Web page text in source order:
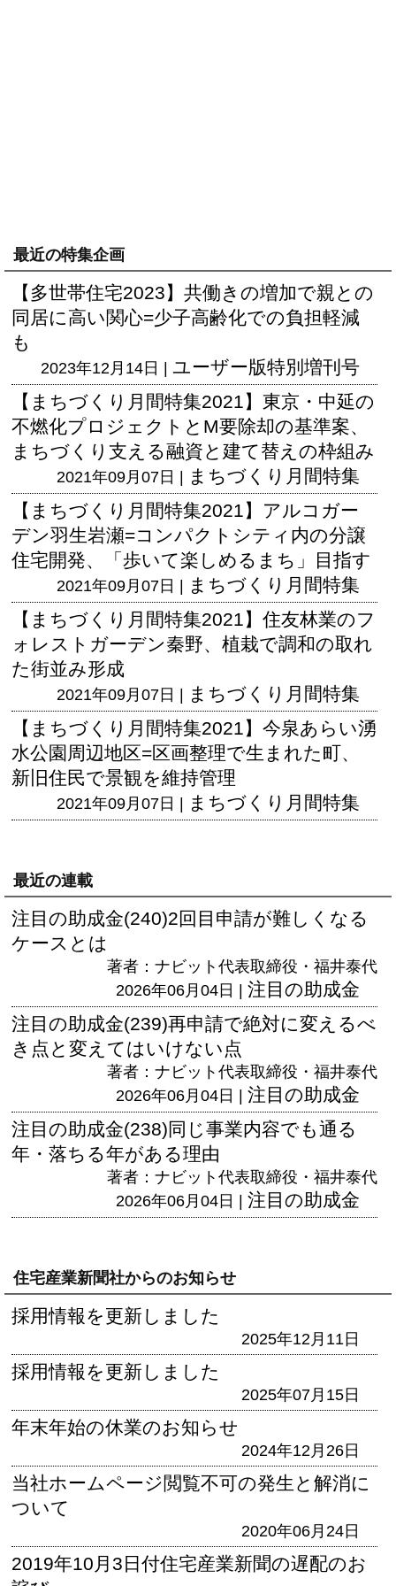
最近の特集企画
【多世帯住宅2023】共働きの増加で親との
同居に高い関心=少子高齢化での負担軽減
も
2023年12月14日 | ユーザー版特別増刊号
【まちづくり月間特集2021】東京・中延の
不燃化プロジェクトとM要除却の基準案、
まちづくり支える融資と建て替えの枠組み
2021年09月07日 | まちづくり月間特集
【まちづくり月間特集2021】アルコガー
デン羽生岩瀬=コンパクトシティ内の分譲
住宅開発、「歩いて楽しめるまち」目指す
2021年09月07日 | まちづくり月間特集
【まちづくり月間特集2021】住友林業のフ
ォレストガーデン秦野、植栽で調和の取れ
た街並み形成
2021年09月07日 | まちづくり月間特集
【まちづくり月間特集2021】今泉あらい湧
水公園周辺地区=区画整理で生まれた町、
新旧住民で景観を維持管理
2021年09月07日 | まちづくり月間特集
最近の連載
注目の助成金(240)2回目申請が難しくなる
ケースとは
著者：ナビット代表取締役・福井泰代
2026年06月04日 | 注目の助成金
注目の助成金(239)再申請で絶対に変えるべ
き点と変えてはいけない点
著者：ナビット代表取締役・福井泰代
2026年06月04日 | 注目の助成金
注目の助成金(238)同じ事業内容でも通る
年・落ちる年がある理由
著者：ナビット代表取締役・福井泰代
2026年06月04日 | 注目の助成金
住宅産業新聞社からのお知らせ
採用情報を更新しました
2025年12月11日
採用情報を更新しました
2025年07月15日
年末年始の休業のお知らせ
2024年12月26日
当社ホームページ閲覧不可の発生と解消に
ついて
2020年06月24日
2019年10月3日付住宅産業新聞の遅配のお